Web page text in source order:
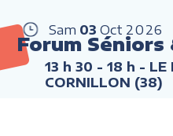
Sam 03 Oct 2026
Forum
13 h 30 - 18 h - LE
CORNILLON (38)